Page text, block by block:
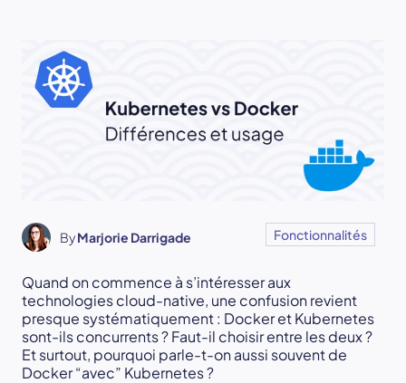
ByMarjorie Darrigade Fonctionnalités
Quand on commence à s’intéresser aux
technologies cloud-native, une confusion revient
presque systématiquement : Docker et Kubernetes
sont-ils concurrents ? Faut-il choisir entre les deux ?
Et surtout, pourquoi parle-t-on aussi souvent de
Docker “avec” Kubernetes ?